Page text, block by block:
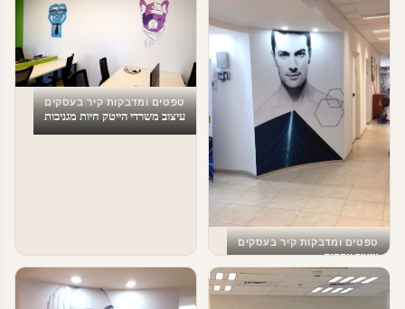
טפטים ומדבקות קיר בעסקים
עיצוב עסקים
טפטים ומדבקות קיר בעסקים
עיצוב משרדי הייטק חיות מגניבות